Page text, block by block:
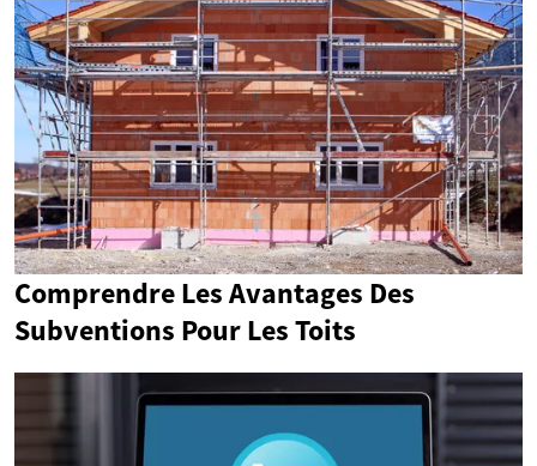
Comprendre Les Avantages Des
Subventions Pour Les Toits